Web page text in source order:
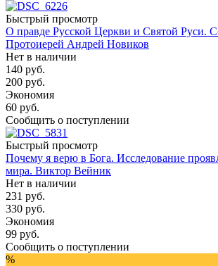
Быстрый просмотр
О правде Русской Церкви и Святой Руси.
Протоиерей Андрей Новиков
Нет в наличии
140 руб.
200 руб.
Экономия
60 руб.
Сообщить о поступлении
Быстрый просмотр
Почему я верю в Бога. Исследование
мира. Виктор Вейник
Нет в наличии
231 руб.
330 руб.
Экономия
99 руб.
Сообщить о поступлении
%